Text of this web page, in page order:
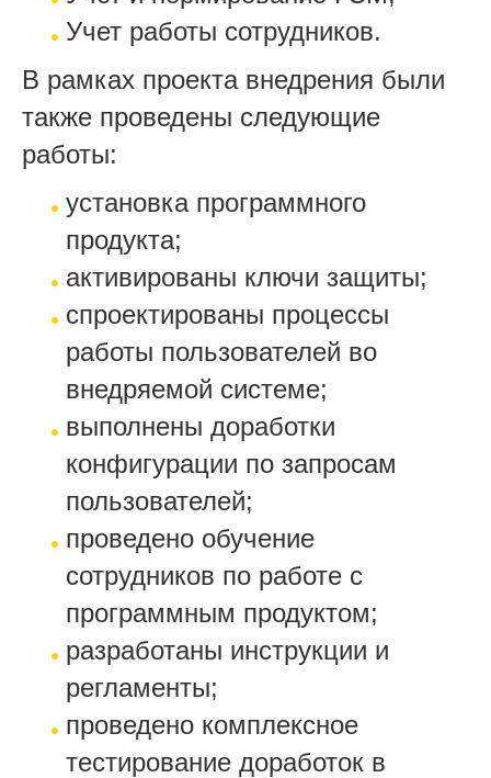
Учет работы сотрудников.
В рамках проекта внедрения были
также проведены следующие
работы:
установка программного
продукта;
активированы ключи защиты;
спроектированы процессы
работы пользователей во
внедряемой системе;
выполнены доработки
конфигурации по запросам
пользователей;
проведено обучение
сотрудников по работе с
программным продуктом;
разработаны инструкции и
регламенты;
проведено комплексное
тестирование доработок в